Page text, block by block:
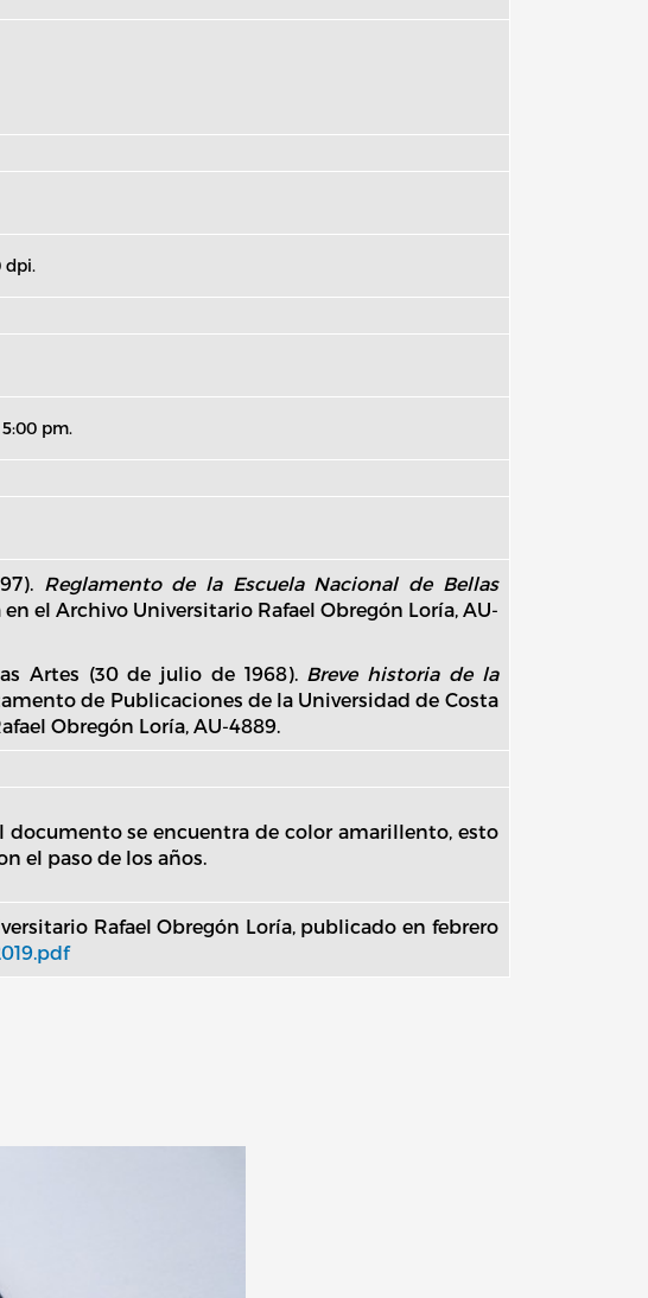
dpi.
pm.
Reglamento de la Escuela Nacional de Bellas
el Archivo Universitario Rafael Obregón Loría, AU-
Artes (30 de julio de 1968). Breve historia de la
de Publicaciones de la Universidad de Costa
Obregón Loría, AU-4889.
documento se encuentra de color amarillento, esto
el paso de los años.
Rafael Obregón Loría, publicado en febrero